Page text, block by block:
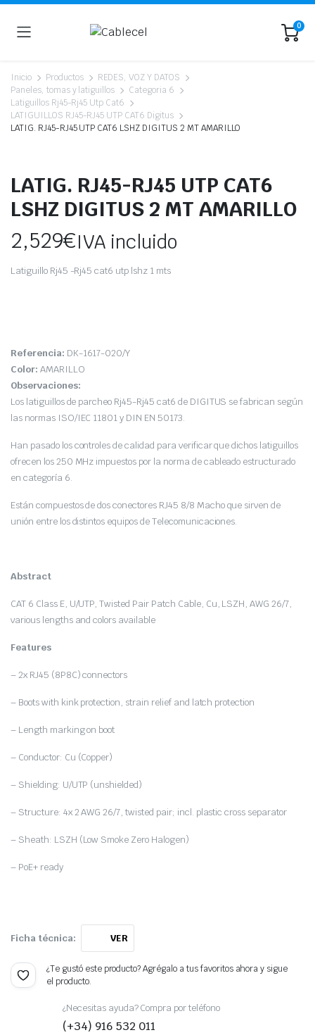
0
Inicio Productos
REDES, VOZ Y DATOS
Paneles, tomas y latiguillos
Categoria 6
Latiguillos Rj45-Rj45 Utp Cat6
LATIGUILLOS RJ45-RJ45 UTP CAT6 Digitus
LATIG. RJ45-RJ45 UTP CAT6 LSHZ DIGITUS 2 MT AMARILLO
LATIG. RJ45-RJ45 UTP CAT6
LSHZ DIGITUS 2 MT AMARILLO
2,529€IVA incluido
Latiguillo Rj45 -Rj45 cat6 utp lshz 1 mts
Referencia: DK-1617-020/Y
Color: AMARILLO
Observaciones:
Los latiguillos de parcheo Rj45-Rj45 cat6 de DIGITUS se fabrican según
las normas ISO/IEC 11801 y DIN EN 50173.
Han pasado los controles de calidad para verificar que dichos latiguillos
ofrecen los 250 MHz impuestos por la norma de cableado estructurado
en categoría 6.
Están compuestos de dos conectores RJ45 8/8 Macho que sirven de
unión entre los distintos equipos de Telecomunicaciones.
Abstract
CAT 6 Class E, U/UTP, Twisted Pair Patch Cable, Cu, LSZH, AWG 26/7,
various lengths and colors available
Features
– 2x RJ45 (8P8C) connectors
– Boots with kink protection, strain relief and latch protection
– Length marking on boot
– Conductor: Cu (Copper)
– Shielding: U/UTP (unshielded)
– Structure: 4x 2 AWG 26/7, twisted pair; incl. plastic cross separator
– Sheath: LSZH (Low Smoke Zero Halogen)
– PoE+ ready
Ficha técnica: VER
¿Te gustó este producto? Agrégalo a tus favoritos ahora y sigue
el producto.
¿Necesitas ayuda? Compra por teléfono
(+34) 916 532 011